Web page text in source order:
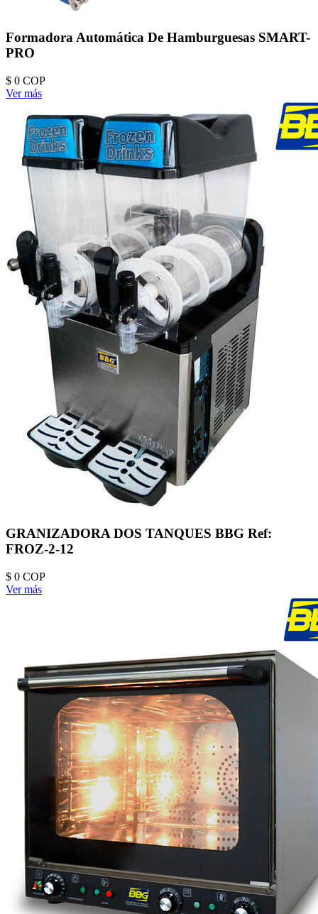
Formadora Automática De Hamburguesas SMART-
PRO
$ 0 COP
Ver más
GRANIZADORA DOS TANQUES BBG Ref:
FROZ-2-12
$ 0 COP
Ver más